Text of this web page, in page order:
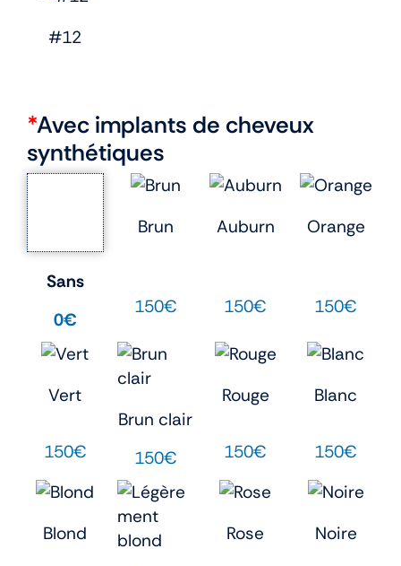
#12
*Avec implants de cheveux
synthétiques
Sans
0€
Brun
150€
Auburn
150€
Orange
150€
Vert
150€
Brun clair
150€
Rouge
150€
Blanc
150€
Blond Rose Noire